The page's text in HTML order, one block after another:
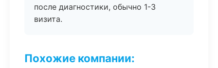
после диагностики, обычно 1-3
визита.
Похожие компании: